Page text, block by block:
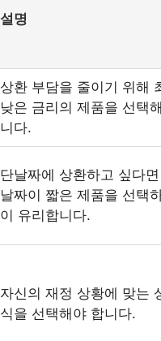
설명
상환 부담을 줄이기 위해
낮은 금리의 제품을 선택
니다.
단날짜에 상환하고 싶다
날짜이 짧은 제품을 선택
이 유리합니다.
자신의 재정 상황에 맞는
식을 선택해야 합니다.